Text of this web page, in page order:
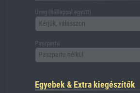
Üveg (hátlappal együtt)
Kérjük, válasszon
Paszpartu
Paszpartu nélkül
Egyebek & Extra kiegészítők